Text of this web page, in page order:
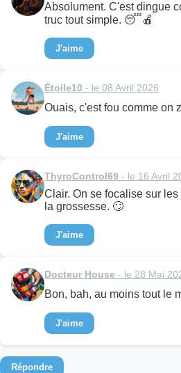
Absolument. C'est dingue
truc tout simple. 😴🍎
J'aime
Étoile10 - le 08 Avril 2026
Ouais, c'est fou comme on
J'aime
ThyroControl69 - le 16 Avril
Clair. On se focalise sur
la grossesse. 🙄
J'aime
Docteur House - le 28 Mai
Bon, bah, au moins tout le
J'aime
Répondre